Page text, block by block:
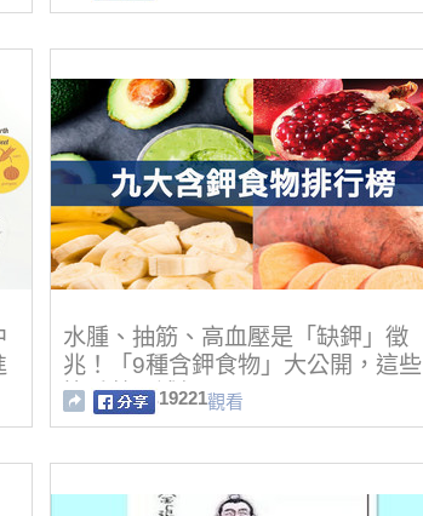
水腫、抽筋、高血壓是「缺鉀」徵
兆！「9種含鉀食物」大公開，這些
比香蕉更補鉀
19221觀看